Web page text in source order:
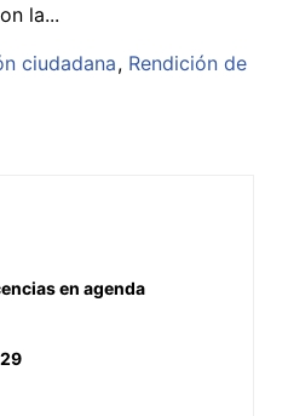
la...
ciudadana Rendición de
en agenda